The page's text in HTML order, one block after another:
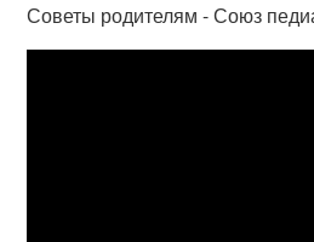
Советы родителям - Союз